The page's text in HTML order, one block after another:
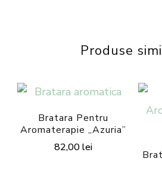
Produse
Bratara Pentru
Aromaterapie „Azuria”
82,00lei